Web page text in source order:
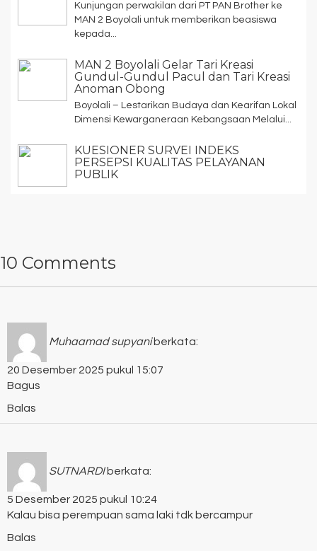
Kunjungan perwakilan dari PT PAN Brother ke
MAN 2 Boyolali untuk memberikan beasiswa
kepada...
MAN 2 Boyolali Gelar Tari Kreasi
Gundul-Gundul Pacul dan Tari Kreasi
Anoman Obong
Boyolali – Lestarikan Budaya dan Kearifan Lokal
Dimensi Kewarganeraan Kebangsaan Melalui...
KUESIONER SURVEI INDEKS
PERSEPSI KUALITAS PELAYANAN
PUBLIK
10 Comments
Muhaamad supyani berkata:
20 Desember 2025 pukul 15:07
Bagus
Balas
SUTNARDI berkata:
5 Desember 2025 pukul 10:24
Kalau bisa perempuan sama laki tdk bercampur
Balas